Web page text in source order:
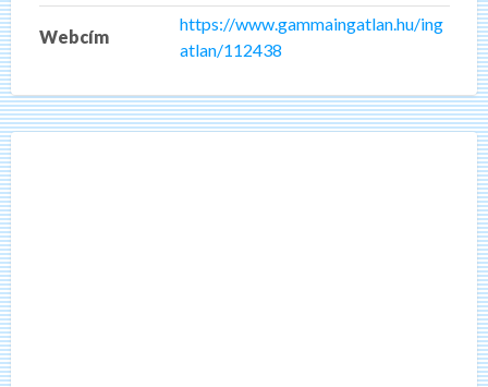
Webcím
https://www.gammaingatlan.hu/ing
atlan/112438